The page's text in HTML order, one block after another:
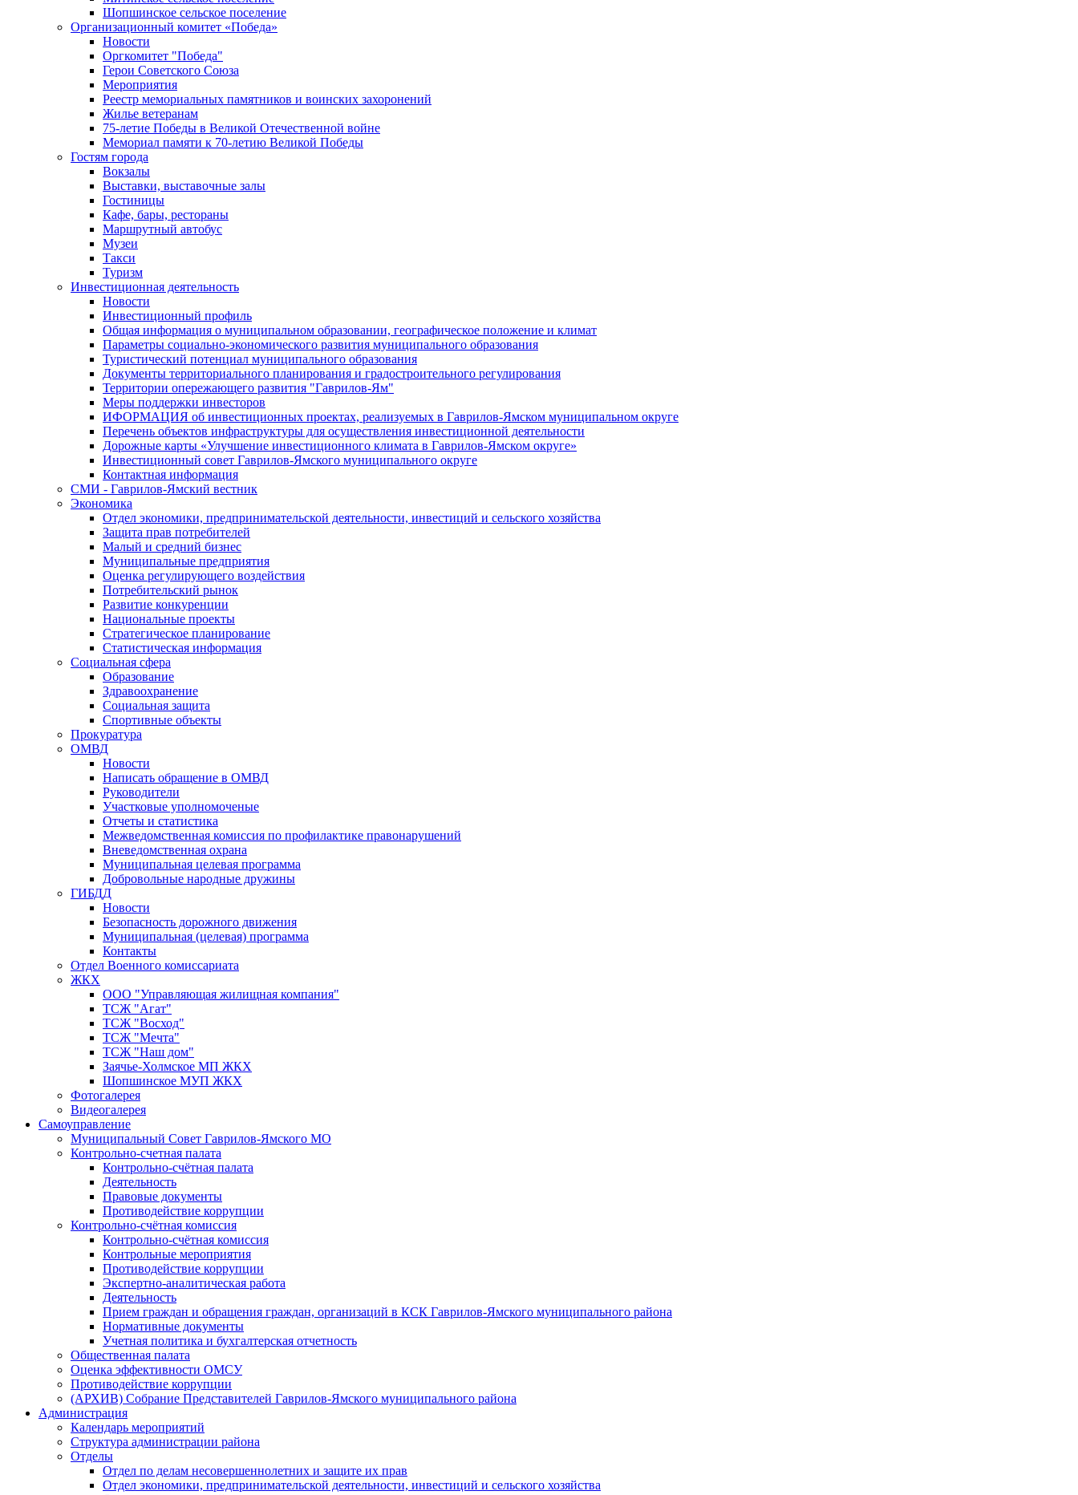
Шопшинское сельское поселение
Организационный комитет «Победа»
Новости
Оргкомитет "Победа"
Герои Советского Союза
Мероприятия
Реестр мемориальных памятников и воинских захоронений
Жилье ветеранам
75-летие Победы в Великой Отечественной войне
Мемориал памяти к 70-летию Великой Победы
Гостям города
Вокзалы
Выставки, выставочные залы
Гостиницы
Кафе, бары, рестораны
Маршрутный автобус
Музеи
Такси
Туризм
Инвестиционная деятельность
Новости
Инвестиционный профиль
Общая информация о муниципальном образовании, географическое положение и климат
Параметры социально-экономического развития муниципального образования
Туристический потенциал муниципального образования
Документы территориального планирования и градостроительного регулирования
Территории опережающего развития "Гаврилов-Ям"
Меры поддержки инвесторов
ИФОРМАЦИЯ об инвестиционных проектах, реализуемых в Гаврилов-Ямском муниципальном округе
Перечень объектов инфраструктуры для осуществления инвестиционной деятельности
Дорожные карты «Улучшение инвестиционного климата в Гаврилов-Ямском округе»
Инвестиционный совет Гаврилов-Ямского муниципального округе
Контактная информация
СМИ - Гаврилов-Ямский вестник
Экономика
Отдел экономики, предпринимательской деятельности, инвестиций и сельского хозяйства
Защита прав потребителей
Малый и средний бизнес
Муниципальные предприятия
Оценка регулирующего воздействия
Потребительский рынок
Развитие конкуренции
Национальные проекты
Стратегическое планирование
Статистическая информация
Социальная сфера
Образование
Здравоохранение
Социальная защита
Спортивные объекты
Прокуратура
ОМВД
Новости
Написать обращение в ОМВД
Руководители
Участковые уполномоченые
Отчеты и статистика
Межведомственная комиссия по профилактике правонарушений
Вневедомственная охрана
Муниципальная целевая программа
Добровольные народные дружины
ГИБДД
Новости
Безопасность дорожного движения
Муниципальная (целевая) программа
Контакты
Отдел Военного комиссариата
ЖКХ
ООО "Управляющая жилищная компания"
ТСЖ "Агат"
ТСЖ "Восход"
ТСЖ "Мечта"
ТСЖ "Наш дом"
Заячье-Холмское МП ЖКХ
Шопшинское МУП ЖКХ
Фотогалерея
Видеогалерея
Самоуправление
Муниципальный Совет Гаврилов-Ямского МО
Контрольно-счетная палата
Контрольно-счётная палата
Деятельность
Правовые документы
Противодействие коррупции
Контрольно-счётная комиссия
Контрольно-счётная комиссия
Контрольные мероприятия
Противодействие коррупции
Экспертно-аналитическая работа
Деятельность
Прием граждан и обращения граждан, организаций в КСК Гаврилов-Ямского муниципального района
Нормативные документы
Учетная политика и бухгалтерская отчетность
Общественная палата
Оценка эффективности ОМСУ
Противодействие коррупции
(АРХИВ) Собрание Представителей Гаврилов-Ямского муниципального района
Администрация
Календарь мероприятий
Структура администрации района
Отделы
Отдел по делам несовершеннолетних и защите их прав
Отдел экономики, предпринимательской деятельности, инвестиций и сельского хозяйства